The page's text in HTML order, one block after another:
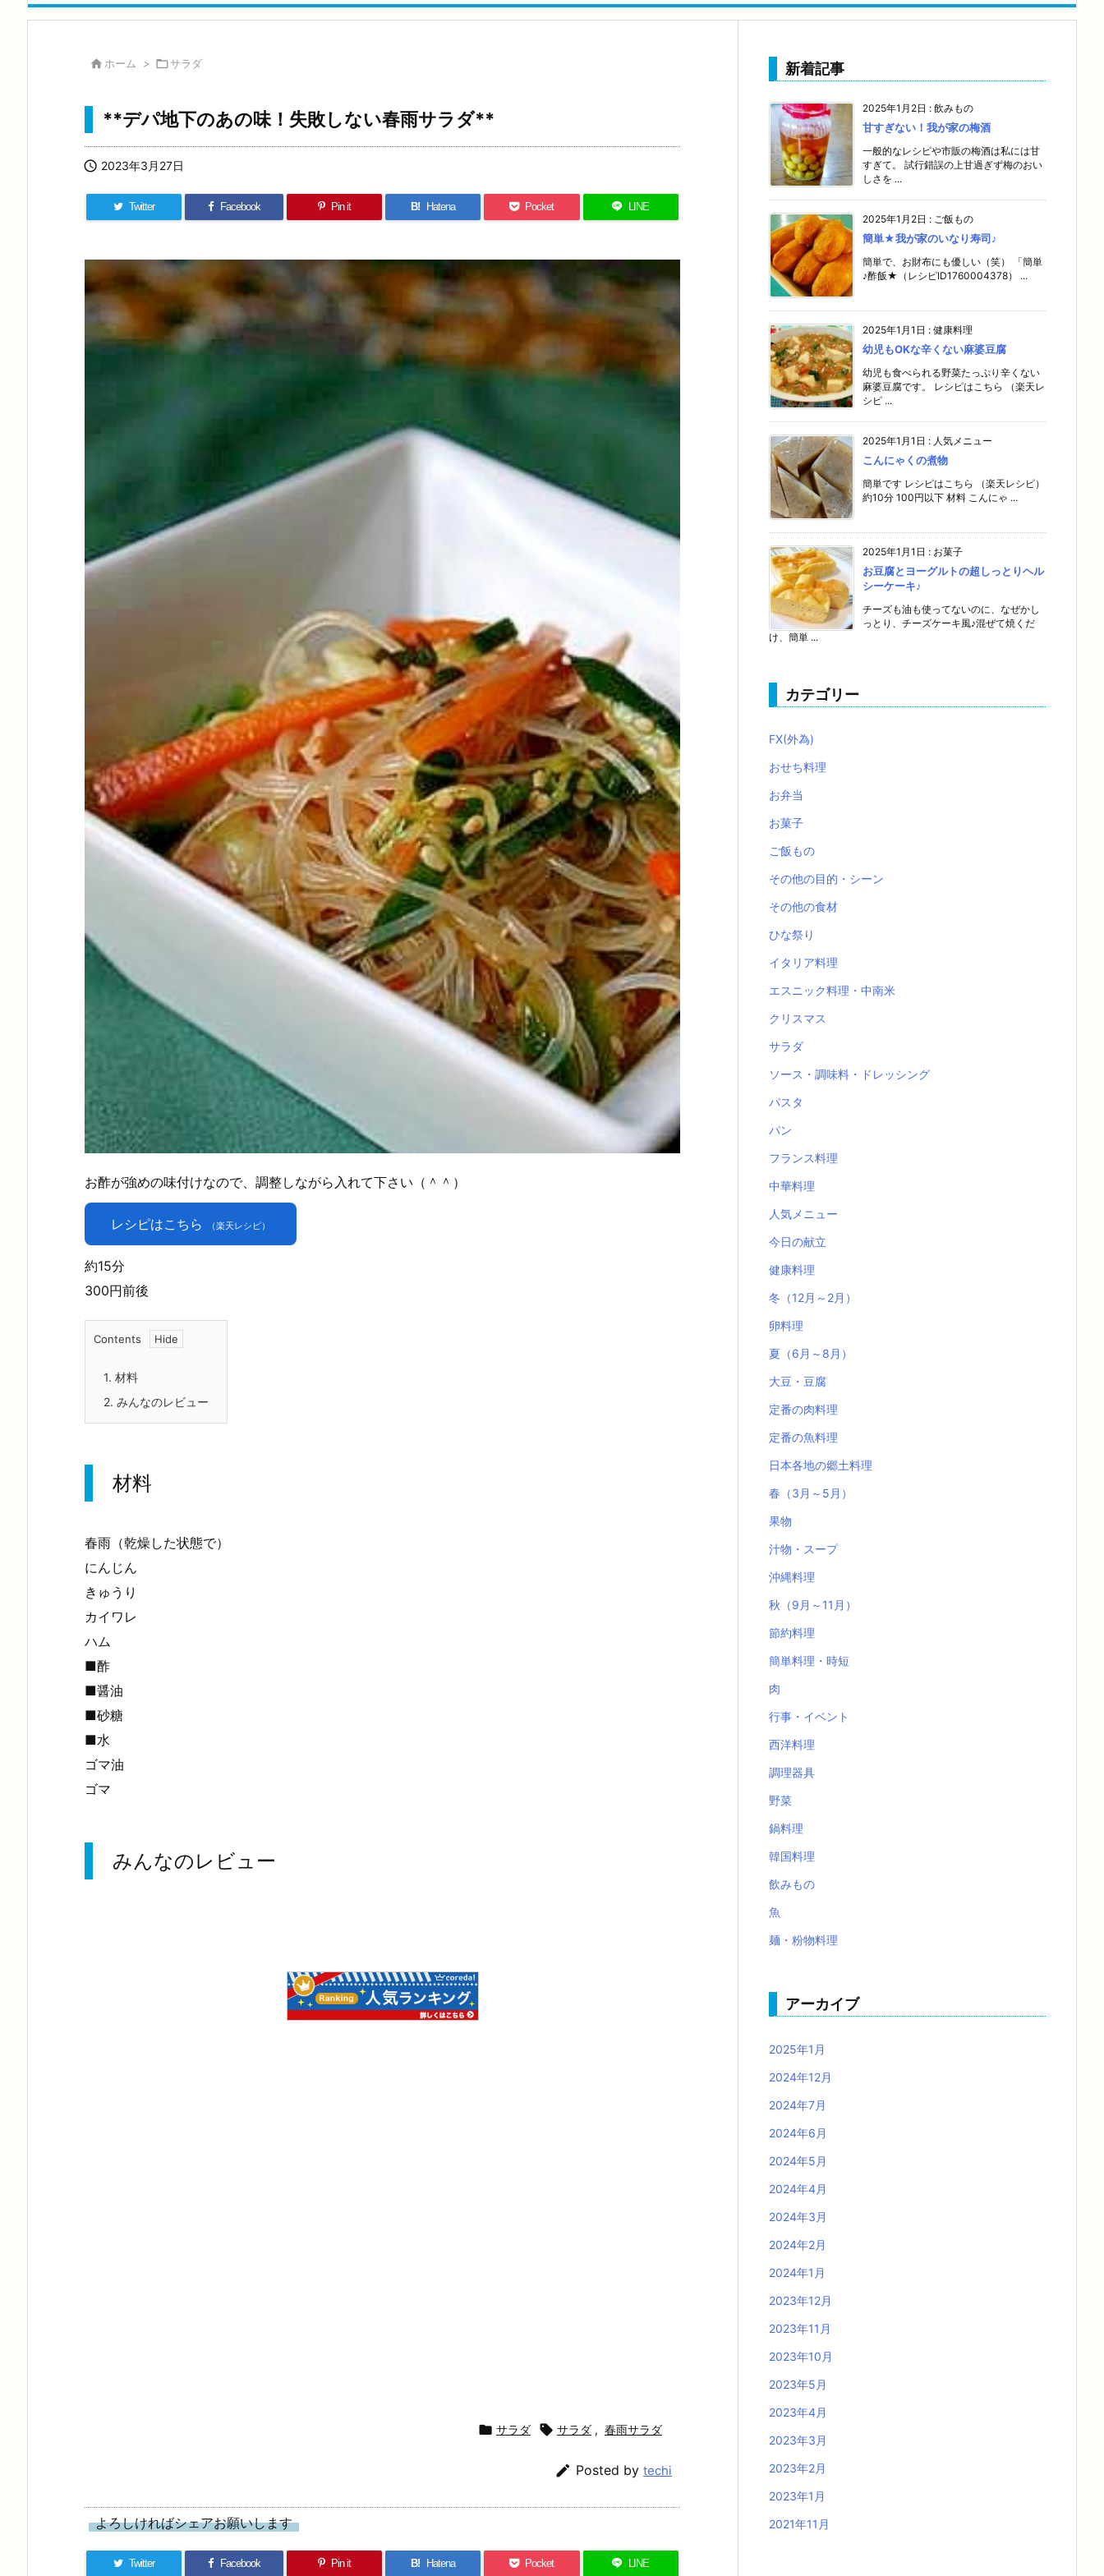
 ホーム > サラダ
**デパ地下のあの味！失敗しない春雨サラダ**
 2023年3月27日
Twitter Facebook Pin it B! Hatena Pocket LINE
お酢が強めの味付けなので、調整しながら入れて下さい（＾＾）
レシピはこちら （楽天レシピ）
約15分
300円前後
Contents
1. 材料
2. みんなのレビュー
材料
春雨（乾燥した状態で）
にんじん
きゅうり
カイワレ
ハム
■酢
■醤油
■砂糖
■水
ゴマ油
ゴマ
みんなのレビュー
 サラダ  サラダ , 春雨サラダ
 Posted by techi
よろしければシェアお願いします
Twitter Facebook Pin it B! Hatena Pocket LINE
新着記事
2025年1月2日 : 飲みもの
甘すぎない！我が家の梅酒
一般的なレシピや市販の梅酒は私には甘
すぎて。 試行錯誤の上甘過ぎず梅のおい
しさを ...
2025年1月2日 : ご飯もの
簡単★我が家のいなり寿司♪
簡単で、お財布にも優しい（笑） 「簡単
♪酢飯★（レシピID1760004378） ...
2025年1月1日 : 健康料理
幼児もOKな辛くない麻婆豆腐
幼児も食べられる野菜たっぷり辛くない
麻婆豆腐です。 レシピはこちら （楽天レ
シピ ...
2025年1月1日 : 人気メニュー
こんにゃくの煮物
簡単です レシピはこちら （楽天レシピ）
約10分 100円以下 材料 こんにゃ ...
2025年1月1日 : お菓子
お豆腐とヨーグルトの超しっとりヘル
シーケーキ♪
チーズも油も使ってないのに、なぜかし
っとり、チーズケーキ風♪混ぜて焼くだ
け、簡単 ...
カテゴリー
FX(外為)
おせち料理
お弁当
お菓子
ご飯もの
その他の目的・シーン
その他の食材
ひな祭り
イタリア料理
エスニック料理・中南米
クリスマス
サラダ
ソース・調味料・ドレッシング
パスタ
パン
フランス料理
中華料理
人気メニュー
今日の献立
健康料理
冬（12月～2月）
卵料理
夏（6月～8月）
大豆・豆腐
定番の肉料理
定番の魚料理
日本各地の郷土料理
春（3月～5月）
果物
汁物・スープ
沖縄料理
秋（9月～11月）
節約料理
簡単料理・時短
肉
行事・イベント
西洋料理
調理器具
野菜
鍋料理
韓国料理
飲みもの
魚
麺・粉物料理
アーカイブ
2025年1月
2024年12月
2024年7月
2024年6月
2024年5月
2024年4月
2024年3月
2024年2月
2024年1月
2023年12月
2023年11月
2023年10月
2023年5月
2023年4月
2023年3月
2023年2月
2023年1月
2021年11月